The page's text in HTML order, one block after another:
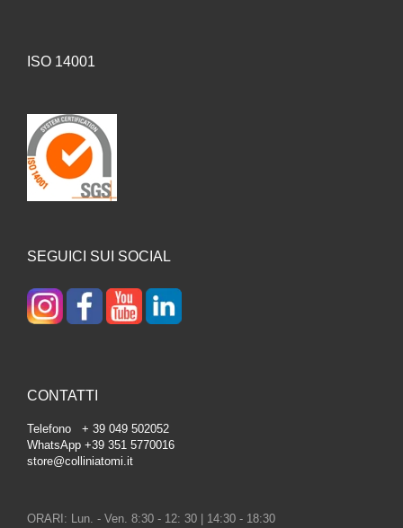
ISO 14001
SEGUICI SUI SOCIAL
CONTATTI
Telefono + 39 049 502052
WhatsApp +39 351 5770016
store@colliniatomi.it
ORARI: Lun. - Ven. 8:30 - 12: 30 | 14:30 - 18:30